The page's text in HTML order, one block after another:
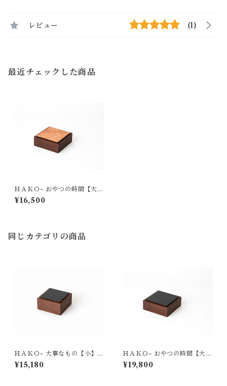
レビュー (1)
最近チェックした商品
ＨＡＫＯ- おやつの時間【大】
002 松竹梅
¥16,500
同じカテゴリの商品
ＨＡＫＯ- 大事なもの【小】
001 漆クラック
¥15,180
ＨＡＫＯ- おやつの時間【大】
002 漆クラック
¥19,800